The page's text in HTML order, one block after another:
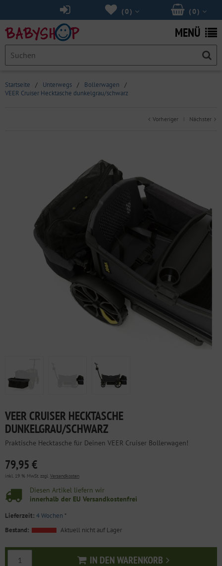
(0 )
(0 )
MENÜ
Startseite / Unterwegs / Bollerwagen
/
VEER Cruiser Hecktasche dunkelgrau/schwarz
Vorheriger | Nächster
VEER CRUISER HECKTASCHE
DUNKELGRAU/SCHWARZ
Praktische Hecktasche für Deinen VEER Cruiser Bollerwagen!
79,95 €
inkl. 19 % MwSt. zzgl. Versandkosten
Diesen Artikel liefern wir
innerhalb der EU Versandkostenfrei
Lieferzeit: 4 Wochen *
Bestand:
Aktuell nicht auf Lager
IN DEN WARENKORB
In den Warenkorb